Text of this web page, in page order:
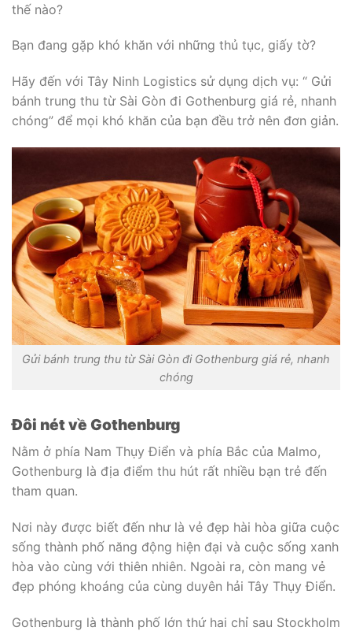
thế nào?
Bạn đang gặp khó khăn với những thủ tục, giấy tờ?
Hãy đến với Tây Ninh Logistics sử dụng dịch vụ: “ Gửi
bánh trung thu từ Sài Gòn đi Gothenburg giá rẻ, nhanh
chóng” để mọi khó khăn của bạn đều trở nên đơn giản.
Gửi bánh trung thu từ Sài Gòn đi Gothenburg giá rẻ, nhanh
chóng
Đôi nét về Gothenburg
Nằm ở phía Nam Thụy Điển và phía Bắc của Malmo,
Gothenburg là địa điểm thu hút rất nhiều bạn trẻ đến
tham quan.
Nơi này được biết đến như là vẻ đẹp hài hòa giữa cuộc
sống thành phố năng động hiện đại và cuộc sống xanh
hòa vào cùng với thiên nhiên. Ngoài ra, còn mang vẻ
đẹp phóng khoáng của cùng duyên hải Tây Thụy Điển.
Gothenburg là thành phố lớn thứ hai chỉ sau Stockholm